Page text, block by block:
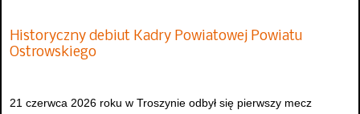
Historyczny debiut Kadry Powiatowej Powiatu
Ostrowskiego
21 czerwca 2026 roku w Troszynie odbył się pierwszy mecz